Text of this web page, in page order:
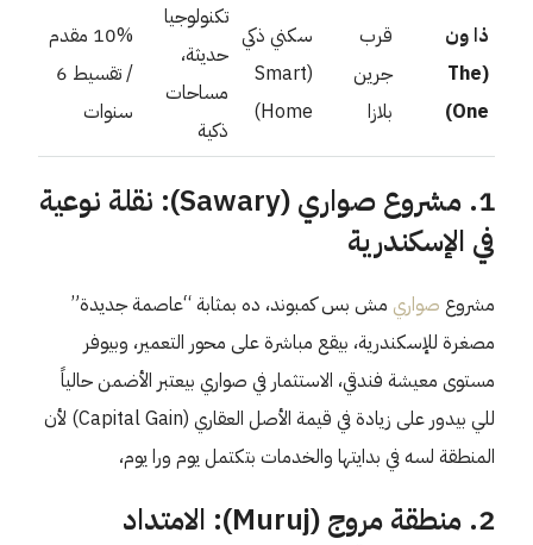
ذا ون
(The
One)
قرب
جرين
بلازا
سكني ذكي
(Smart
Home)
تكنولوجيا
حديثة،
مساحات
ذكية
10% مقدم
/ تقسيط 6
سنوات
1. مشروع صواري (Sawary): نقلة نوعية
في الإسكندرية
مشروع صواري مش بس كمبوند، ده بمثابة “عاصمة جديدة”
مصغرة للإسكندرية، بيقع مباشرة على محور التعمير، وبيوفر
مستوى معيشة فندقي، الاستثمار في صواري بيعتبر الأضمن حالياً
للي بيدور على زيادة في قيمة الأصل العقاري (Capital Gain) لأن
المنطقة لسه في بدايتها والخدمات بتكتمل يوم ورا يوم،
2. منطقة مروج (Muruj): الامتداد